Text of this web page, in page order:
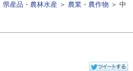
県産品・農林水産 ＞ 農業・農作物 ＞ 中